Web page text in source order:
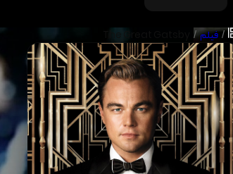
/ فیلم/